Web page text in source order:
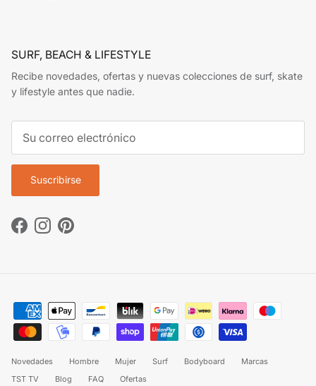
SURF, BEACH & LIFESTYLE
Recibe novedades, ofertas y nuevas colecciones de surf, skate
y lifestyle antes que nadie.
Suscribirse
Facebook
InstagramPinterest
Novedades Hombre Mujer Surf Bodyboard
Marcas
TST TV
Blog FAQ Ofertas